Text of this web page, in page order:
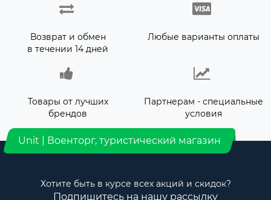
Возврат и обмен
в течении 14 дней
Любые варианты оплаты
Товары от лучших
брендов
Партнерам - специальные
условия
Unit | Военторг, туристический магазин
Хотите быть в курсе всех акций и скидок?
Подпишитесь на нашу рассылку